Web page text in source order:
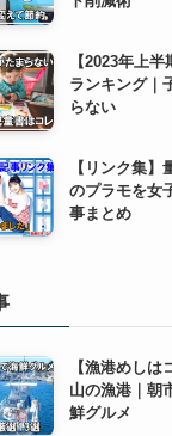
【2023年上
ランキング｜
らない
【リンク集】
のプラモを女
事まとめ
【漁港めしは
山の漁港｜朝
鮮グルメ